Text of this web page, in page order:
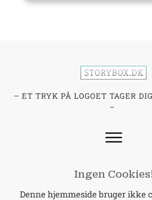
– ET TRYK PÅ LOGOET TAGER
–
Ingen
Denne hjemmeside bruger ikke